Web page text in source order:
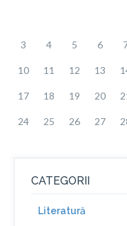
3 4 5 6
10 11 12 13
17 18 19 20
24 25 26 27
CATEGORII
Literatură